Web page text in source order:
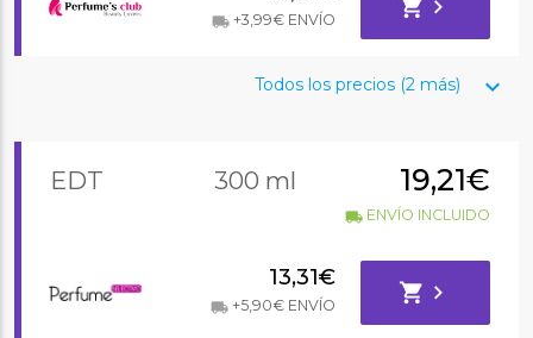
local_shipping+3,99€ ENVÍO shopping_cart chevron_right
keyboard_arrow_down
Todos los precios (2 más)
EDT 300 ml 19,21€
local_shippingENVÍO INCLUIDO
13,31€
local_shipping+5,90€ ENVÍO shopping_cart chevron_right